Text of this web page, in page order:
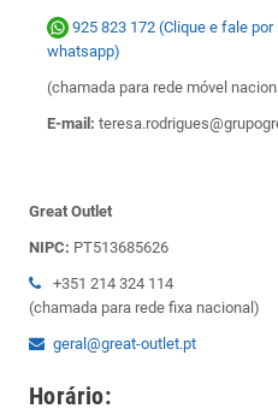
925 823 172 (Clique e fale por
whatsapp)
(chamada para rede móvel
E-mail:
Great Outlet
NIPC: PT513685626
+351 214 324 114
(chamada para rede fixa nacional)
geral@great-outlet.pt
Horário: